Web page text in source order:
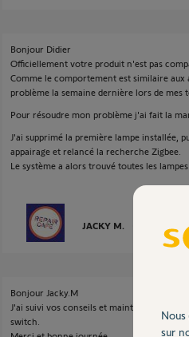
Bonjour Didier
Officiellement votre produit n'est pas
Comme le comportement est similaire aux
problème la semaine dernière lors de mes
Pour résoudre mon problème j'ai fait la
J'ai supprimé la première lampe installée,
appairage et relancé la recherche Zigbee.
Le système a alors trouvé toutes les
JACKY M. il y a
Bonjour Jacky.M
J'ai suivi vos conseils et maintenant ma
switch.
Nous
sur